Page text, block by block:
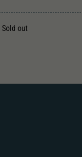
Sold out